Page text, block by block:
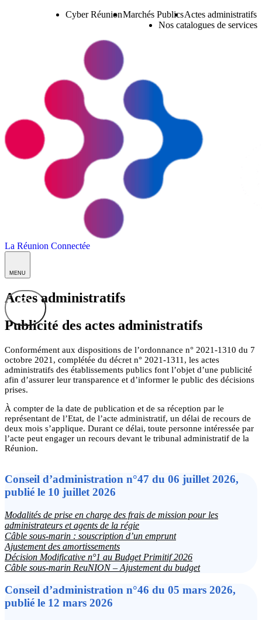
Cyber RéunionMarchés PublicsActes administratifs
Nos catalogues de services
La Réunion Connectée
MENU
Actes administratifs
Publicité des actes administratifs
Conformément aux dispositions de l’ordonnance n° 2021-1310 du 7
octobre 2021, complétée du décret n° 2021-1311, les actes
administratifs des établissements publics font l’objet d’une publicité
afin d’assurer leur transparence et d’informer le public des décisions
prises.
À compter de la date de publication et de sa réception par le
représentant de l’Etat, de l’acte administratif, un délai de recours de
deux mois s’applique. Durant ce délai, toute personne intéressée par
l’acte peut engager un recours devant le tribunal administratif de la
Réunion.
Conseil d’administration n°47 du 06 juillet 2026,
publié le 10 juillet 2026
Modalités de prise en charge des frais de mission pour les
administrateurs et agents de la régie
Câble sous-marin : souscription d’un emprunt
Ajustement des amortissements
Décision Modificative n°1 au Budget Primitif 2026
Câble sous-marin ReuNION – Ajustement du budget
Conseil d’administration n°46 du 05 mars 2026,
publié le 12 mars 2026